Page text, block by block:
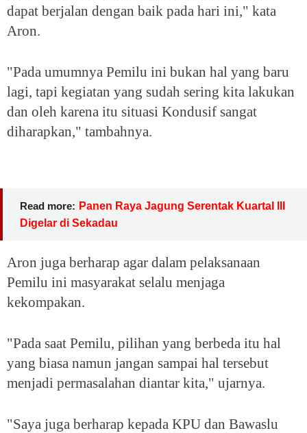
dapat berjalan dengan baik pada hari ini," kata
Aron.
"Pada umumnya Pemilu ini bukan hal yang baru
lagi, tapi kegiatan yang sudah sering kita lakukan
dan oleh karena itu situasi Kondusif sangat
diharapkan," tambahnya.
Read more: Panen Raya Jagung Serentak Kuartal III
Digelar di Sekadau
Aron juga berharap agar dalam pelaksanaan
Pemilu ini masyarakat selalu menjaga
kekompakan.
"Pada saat Pemilu, pilihan yang berbeda itu hal
yang biasa namun jangan sampai hal tersebut
menjadi permasalahan diantar kita," ujarnya.
"Saya juga berharap kepada KPU dan Bawaslu